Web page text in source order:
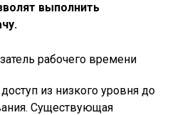
выполнить
рабочего времени
из низкого уровня до
Существующая